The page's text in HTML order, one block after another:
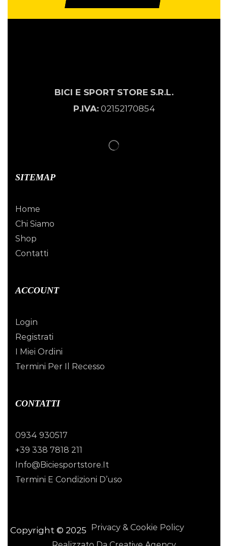
BICI E SPORT STORE S.R.L.
P.IVA:02152170854
SITEMAP
Home
Chi Siamo
Shop
Contatti
ACCOUNT
Login
Registrati
I Miei Ordini
Termini Per Il Recesso
CONTATTI
0934 930517
+39 338 7818 211
Info@biciesportstore.it
Termini E Condizioni D’uso
Copyright © 2025 Privacy & Cookie Policy